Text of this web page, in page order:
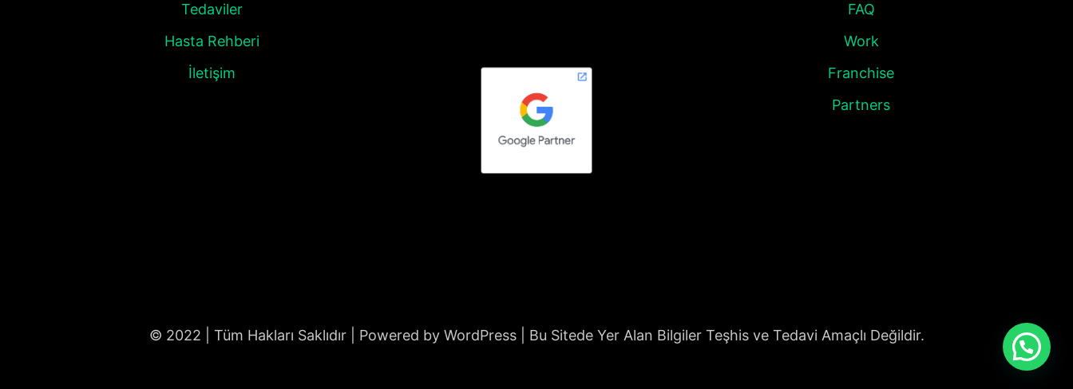
Tedaviler
Hasta Rehberi
İletişim
FAQ
Work
Franchise
Partners
© 2022 | Tüm Hakları Saklıdır | Powered by WordPress | Bu Sitede Yer Alan Bilgiler Teşhis ve Tedavi Amaçlı Değildir.